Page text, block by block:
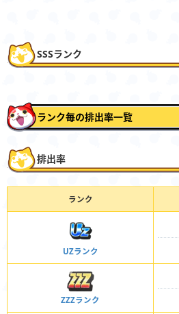
SSSランク
ランク毎の排出率一覧
排出率
ランク
UZランク
ZZZランク